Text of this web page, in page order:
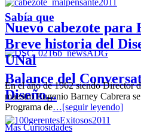
Nuevo cabezote para
Balance del
Diseño...
Sabía que
Breve historia del
UNal
En el año de 1962 siendo Director
maestro Eugenio Barney Cabrera
Programa de…[seguir leyendo]
Más Curiosidades